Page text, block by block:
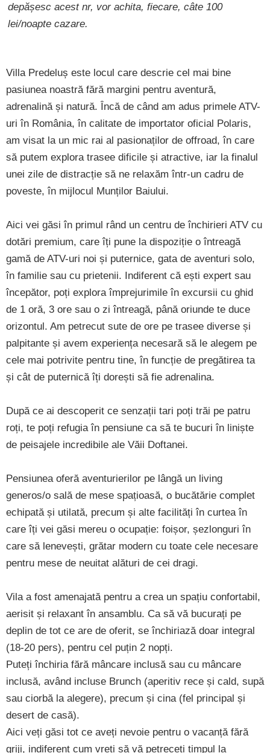
depășesc acest nr, vor achita, fiecare, câte 100
lei/noapte cazare.
Villa Predeluș este locul care descrie cel mai bine
pasiunea noastră fără margini pentru aventură,
adrenalină și natură. Încă de când am adus primele ATV-
uri în România, în calitate de importator oficial Polaris,
am visat la un mic rai al pasionaților de offroad, în care
să putem explora trasee dificile și atractive, iar la finalul
unei zile de distracție să ne relaxăm într-un cadru de
poveste, în mijlocul Munților Baiului.
Aici vei găsi în primul rând un centru de închirieri ATV cu
dotări premium, care îți pune la dispoziție o întreagă
gamă de ATV-uri noi și puternice, gata de aventuri solo,
în familie sau cu prietenii. Indiferent că ești expert sau
începător, poți explora împrejurimile în excursii cu ghid
de 1 oră, 3 ore sau o zi întreagă, până oriunde te duce
orizontul. Am petrecut sute de ore pe trasee diverse și
palpitante și avem experiența necesară să le alegem pe
cele mai potrivite pentru tine, în funcție de pregătirea ta
și cât de puternică îți dorești să fie adrenalina.
După ce ai descoperit ce senzații tari poți trăi pe patru
roți, te poți refugia în pensiune ca să te bucuri în liniște
de peisajele incredibile ale Văii Doftanei.
Pensiunea oferă aventurierilor pe lângă un living
generos/o sală de mese spațioasă, o bucătărie complet
echipată și utilată, precum și alte facilități în curtea în
care îți vei găsi mereu o ocupație: foișor, șezlonguri în
care să lenevești, grătar modern cu toate cele necesare
pentru mese de neuitat alături de cei dragi.
Vila a fost amenajată pentru a crea un spațiu confortabil,
aerisit și relaxant în ansamblu. Ca să vă bucurați pe
deplin de tot ce are de oferit, se închiriază doar integral
(18-20 pers), pentru cel puțin 2 nopți.
Puteți închiria fără mâncare inclusă sau cu mâncare
inclusă, având incluse Brunch (aperitiv rece și cald, supă
sau ciorbă la alegere), precum și cina (fel principal și
desert de casă).
Aici veți găsi tot ce aveți nevoie pentru o vacanță fără
griji, indiferent cum vreți să vă petreceți timpul la